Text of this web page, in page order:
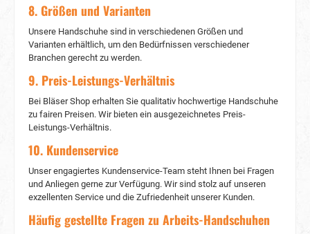
8. Größen und Varianten
Unsere Handschuhe sind in verschiedenen Größen und
Varianten erhältlich, um den Bedürfnissen verschiedener
Branchen gerecht zu werden.
9. Preis-Leistungs-Verhältnis
Bei Bläser Shop erhalten Sie qualitativ hochwertige Handschuhe
zu fairen Preisen. Wir bieten ein ausgezeichnetes Preis-
Leistungs-Verhältnis.
10. Kundenservice
Unser engagiertes Kundenservice-Team steht Ihnen bei Fragen
und Anliegen gerne zur Verfügung. Wir sind stolz auf unseren
exzellenten Service und die Zufriedenheit unserer Kunden.
Häufig gestellte Fragen zu Arbeits-Handschuhen